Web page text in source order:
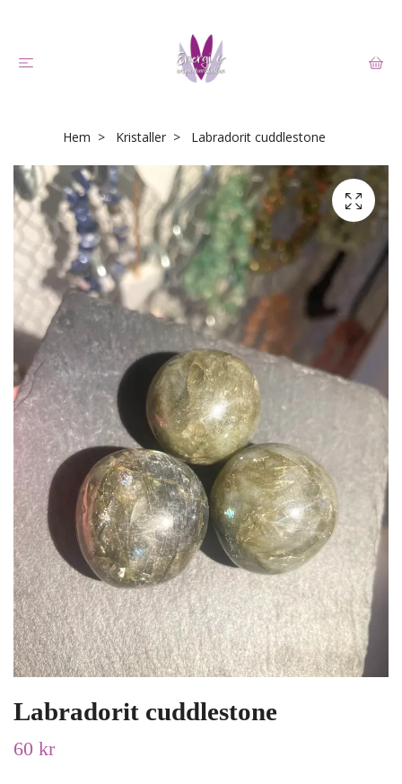
Hem Kristaller Labradorit cuddlestone
Labradorit cuddlestone
60 kr